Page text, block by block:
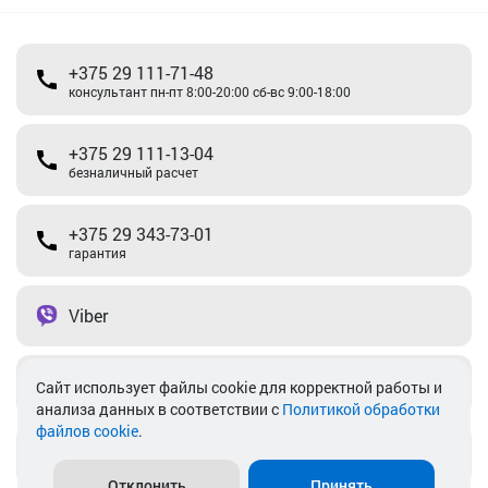
+375 29 111-71-48
консультант пн-пт 8:00-20:00 сб-вс 9:00-18:00
+375 29 111-13-04
безналичный расчет
+375 29 343-73-01
гарантия
Viber
Telegram
Cайт использует файлы cookie для корректной работы и
анализа данных в соответствии с Политикой обработки
файлов cookie.